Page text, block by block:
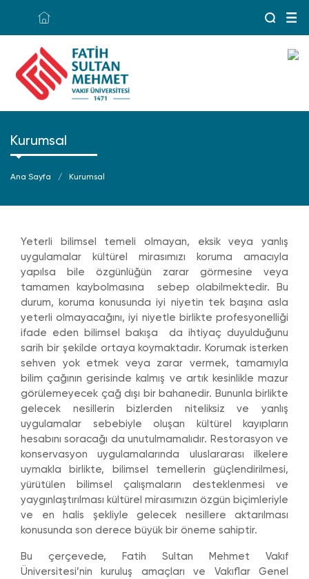
Kurumsal
Ana Sayfa Kurumsal
Yeterli bilimsel temeli olmayan, eksik veya yanlış
uygulamalar kültürel mirasımızı koruma amacıyla
yapılsa bile özgünlüğün zarar görmesine veya
tamamen kaybolmasına sebep olabilmektedir. Bu
durum, koruma konusunda iyi niyetin tek başına asla
yeterli olmayacağını, iyi niyetle birlikte profesyonelliği
ifade eden bilimsel bakışa da ihtiyaç duyulduğunu
sarih bir şekilde ortaya koymaktadır. Korumak isterken
sehven yok etmek veya zarar vermek, tamamıyla
bilim çağının gerisinde kalmış ve artık kesinlikle mazur
görülemeyecek çağ dışı bir bahanedir. Bununla birlikte
gelecek nesillerin bizlerden niteliksiz ve yanlış
uygulamalar sebebiyle oluşan kültürel kayıpların
hesabını soracağı da unutulmamalıdır. Restorasyon ve
konservasyon uygulamalarında uluslararası ilkelere
uymakla birlikte, bilimsel temellerin güçlendirilmesi,
yürütülen bilimsel çalışmaların desteklenmesi ve
yaygınlaştırılması kültürel mirasımızın özgün biçimleriyle
ve en halis şekliyle gelecek nesillere aktarılması
konusunda son derece büyük bir öneme sahiptir.
Bu çerçevede, Fatih Sultan Mehmet Vakıf
Üniversitesi’nin kuruluş amaçları ve Vakıflar Genel